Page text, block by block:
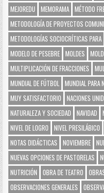
MEJOREDU
MEMORAMA MÉTODO
METODOLOGÍA DE PROYECTOS
METODOLOGÍAS SOCIOCRÍTICAS PARA
MODELO DE PESEBRE MOLDES
MULTIPLICACIÓN DE FRACCIONES
MUNDIAL DE FÚTBOL MUNDIAL PARA
MUY SATISFACTORIO
NACIONES
NATURALEZA Y SOCIEDAD
NAVIDAD
NIVEL DE LOGRO
NIVEL PRESILÁBICO
NOTAS DIDÁCTICAS
NOVIEMBRE
NUEVAS OPCIONES DE PASTORELAS
NUTRICIÓN
OBRA DE TEATRO
OBSERVACIONES GENERALES